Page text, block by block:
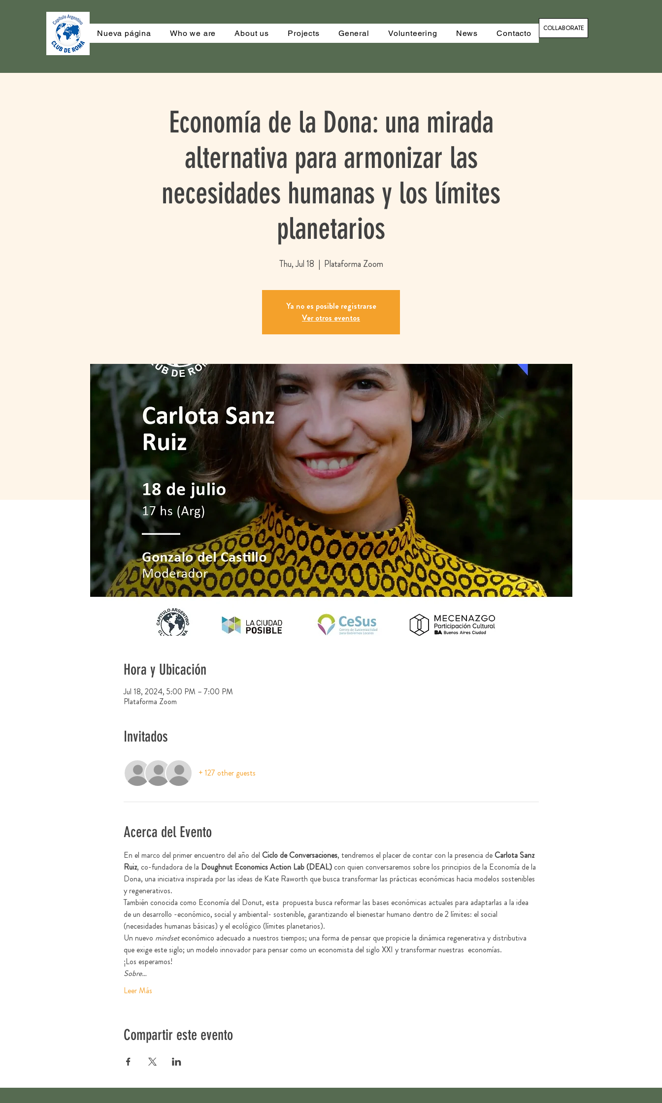
Nueva página Who we are About us Projects General Volunteering News Contacto
COLLABORATE
Economía de la Dona: una mirada
alternativa para armonizar las
necesidades humanas y los límites
planetarios
Thu, Jul 18
  |
Plataforma Zoom
Ya no es posible registrarse
Ver otros eventos
Hora y Ubicación
Jul 18, 2024, 5:00 PM – 7:00 PM
Plataforma Zoom
Invitados
+ 127 other guests
Acerca del Evento
En el marco del primer encuentro del año del Ciclo de Conversaciones, tendremos el placer de contar con la presencia de Carlota Sanz
Ruiz, co-fundadora de la Doughnut Economics Action Lab (DEAL) con quien conversaremos sobre los principios de la Economía de la
Dona, una iniciativa inspirada por las ideas de Kate Raworth que busca transformar las prácticas económicas hacia modelos sostenibles
y regenerativos.
También conocida como Economía del Donut, esta  propuesta busca reformar las bases económicas actuales para adaptarlas a la idea
de un desarrollo -económico, social y ambiental- sostenible, garantizando el bienestar humano dentro de 2 límites: el social
(necesidades humanas básicas) y el ecológico (límites planetarios).
Un nuevo mindset económico adecuado a nuestros tiempos; una forma de pensar que propicie la dinámica regenerativa y distributiva
que exige este siglo; un modelo innovador para pensar como un economista del siglo XXI y transformar nuestras  economías.
¡Los esperamos!
Sobre…
Leer Más
Compartir este evento